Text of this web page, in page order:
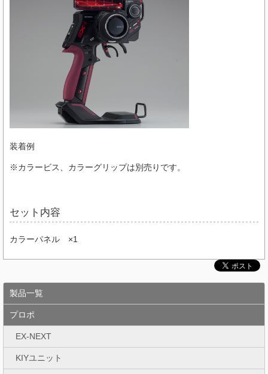
装着例
※カラービス、カラーグリップは別売りです。
セット内容
カラーパネル ×1
製品一覧
プロポ
EX-NEXT
KIYユニット